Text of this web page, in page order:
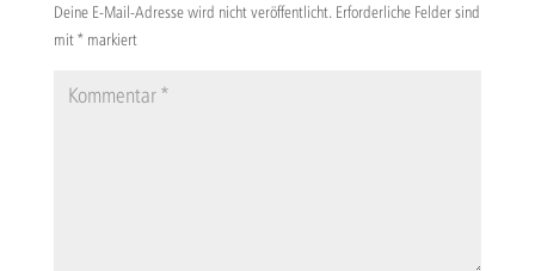
Deine E-Mail-Adresse wird nicht veröffentlicht. Erforderliche Felder sind
mit*markiert